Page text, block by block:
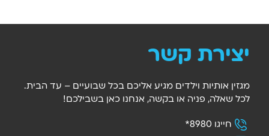
יצירת קשר
מגזין אותיות וילדים מגיע אליכם בכל שבועיים – עד הבית.
לכל שאלה, פניה או בקשה, אנחנו כאן בשבילכם!
חייגו 8980*